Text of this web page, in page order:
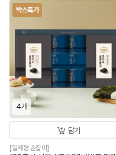
박스특가
4개
담기
[일체형 손잡이]